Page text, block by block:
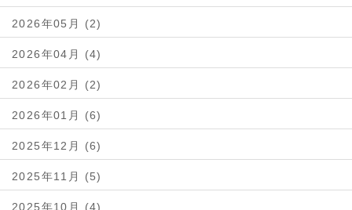
2026年05月 (2)
2026年04月 (4)
2026年02月 (2)
2026年01月 (6)
2025年12月 (6)
2025年11月 (5)
2025年10月 (4)